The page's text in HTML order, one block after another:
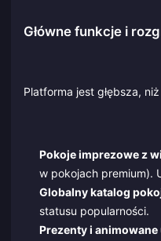
Główne funkcje i
Platforma jest głębsza,
Pokoje imprezowe z
w pokojach premium).
Globalny katalog
statusu popularności.
Prezenty i